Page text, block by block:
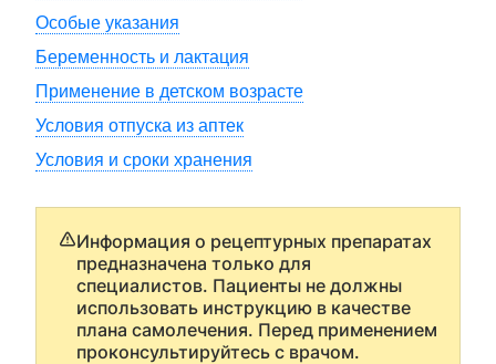
Особые указания
Беременность и лактация
Применение в детском возрасте
Условия отпуска из аптек
Условия и сроки хранения
Информация о рецептурных препаратах
предназначена только для
специалистов. Пациенты не должны
использовать инструкцию в качестве
плана самолечения. Перед применением
проконсультируйтесь с врачом.